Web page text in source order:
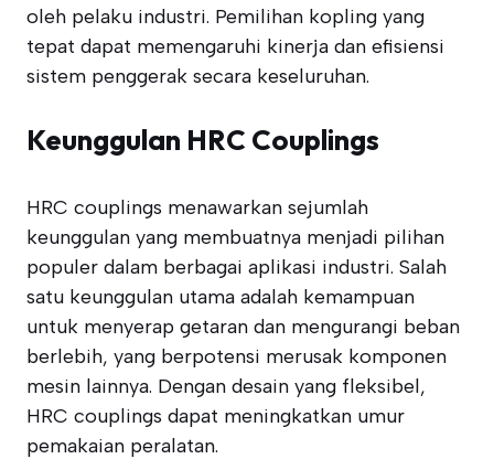
oleh pelaku industri. Pemilihan kopling yang
tepat dapat memengaruhi kinerja dan efisiensi
sistem penggerak secara keseluruhan.
Keunggulan HRC Couplings
HRC couplings menawarkan sejumlah
keunggulan yang membuatnya menjadi pilihan
populer dalam berbagai aplikasi industri. Salah
satu keunggulan utama adalah kemampuan
untuk menyerap getaran dan mengurangi beban
berlebih, yang berpotensi merusak komponen
mesin lainnya. Dengan desain yang fleksibel,
HRC couplings dapat meningkatkan umur
pemakaian peralatan.